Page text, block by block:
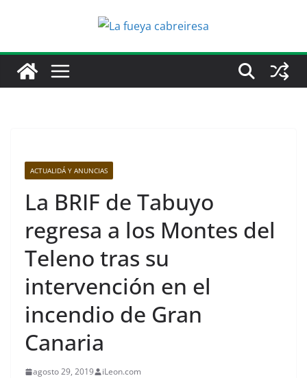
ACTUALIDÁ Y ANUNCIAS
La BRIF de Tabuyo
regresa a los Montes del
Teleno tras su
intervención en el
incendio de Gran
Canaria
agosto 29, 2019 iLeon.com